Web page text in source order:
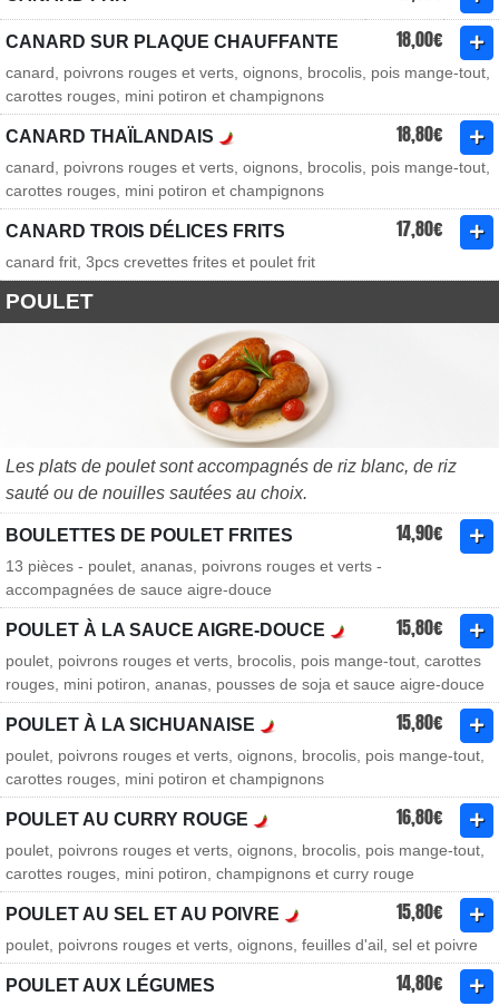
CANARD SUR PLAQUE CHAUFFANTE 18,00€
canard, poivrons rouges et verts, oignons, brocolis, pois mange-tout,
carottes rouges, mini potiron et champignons
CANARD THAÏLANDAIS 18,80€
canard, poivrons rouges et verts, oignons, brocolis, pois mange-tout,
carottes rouges, mini potiron et champignons
CANARD TROIS DÉLICES FRITS 17,80€
canard frit, 3pcs crevettes frites et poulet frit
POULET
Les plats de poulet sont accompagnés de riz blanc, de riz
sauté ou de nouilles sautées au choix.
BOULETTES DE POULET FRITES 14,90€
13 pièces - poulet, ananas, poivrons rouges et verts -
accompagnées de sauce aigre-douce
POULET À LA SAUCE AIGRE-DOUCE 15,80€
poulet, poivrons rouges et verts, brocolis, pois mange-tout, carottes
rouges, mini potiron, ananas, pousses de soja et sauce aigre-douce
POULET À LA SICHUANAISE 15,80€
poulet, poivrons rouges et verts, oignons, brocolis, pois mange-tout,
carottes rouges, mini potiron et champignons
POULET AU CURRY ROUGE 16,80€
poulet, poivrons rouges et verts, oignons, brocolis, pois mange-tout,
carottes rouges, mini potiron, champignons et curry rouge
POULET AU SEL ET AU POIVRE 15,80€
poulet, poivrons rouges et verts, oignons, feuilles d'ail, sel et poivre
POULET AUX LÉGUMES 14,80€